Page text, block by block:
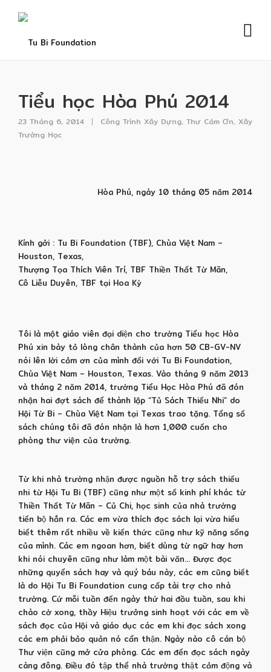
Tiểu học Hòa Phú 2014
23 Tháng 6, 2014 Công Trình Xây Dựng, Thư Cám Ơn, Xây
Trường Học
Hòa Phú, ngày 10 tháng 05 năm 2014
Kính gởi : Tu Bi Foundation (TBF), Chùa Việt Nam –
Houston, Texas,
Thượng Tọa Thích Viên Trí, TBF Thiền Thất Từ Mãn,
Cô Liễu Duyên, TBF tại Hoa Kỳ
Tôi là một giáo viên đại diện cho trường Tiểu học Hòa
Phú xin bày tỏ lòng chân thành của hơn 50 CB-GV-NV
nói lên lời cảm ơn của mình đối với Tu Bi Foundation,
Chùa Việt Nam – Houston, Texas. Vào tháng 9 năm 2013
và tháng 2 năm 2014, trường Tiểu Học Hòa Phú đã đón
nhận hai đợt sách để thành lập “Tủ Sách Thiếu Nhi” do
Hội Từ Bi – Chùa Việt Nam tại Texas trao tặng. Tổng số
sách chúng tôi đã đón nhận là hơn 1,000 cuốn cho
phòng thư viện của trường.
Từ khi nhà trường nhận được nguồn hỗ trợ sách thiếu
nhi từ Hội Tu Bi (TBF) cũng như một số kinh phí khác từ
Thiền Thất Từ Mãn – Củ Chi, học sinh của nhà trường
tiến bộ hẳn ra. Các em vừa thích đọc sách lại vừa hiểu
biết thêm rất nhiều về kiến thức cũng như kỹ năng sống
của mình. Các em ngoan hơn, biết dùng từ ngữ hay hơn
khi nói chuyên cũng như làm một bài văn… Được đọc
những quyển sách hay và quý báu này, các em cũng biết
là do Hội Tu Bi Foundation cung cấp tài trợ cho nhà
trường. Cứ mỗi tuần đến ngày thứ hai đầu tuần, sau khi
chào cờ xong, thầy Hiệu trưởng sinh hoạt với các em về
sách đọc của Hội và giáo dục các em khi đọc sách xong
các em phải bảo quản nó cẩn thận. Ngày nào cô cán bộ
Thư viện cũng mở cửa phòng. Các em đến đọc sách ngày
càng đông. Điều đó tập thể nhà trường thật cảm động và